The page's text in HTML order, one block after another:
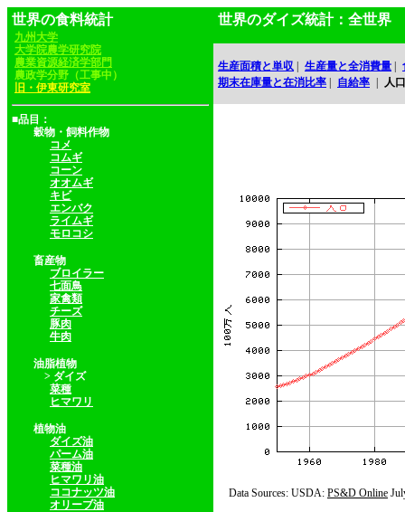
世界の食料統計
九州大学
大学院農学研究院
農業資源経済学部門
農政学分野（工事中）
旧・伊東研究室
■品目：
穀物・飼料作物
コメ
コムギ
コーン
オオムギ
キビ
エンバク
ライムギ
モロコシ
畜産物
ブロイラー
七面鳥
家禽類
チーズ
豚肉
牛肉
油脂植物
> ダイズ
菜種
ヒマワリ
植物油
ダイズ油
パーム油
菜種油
ヒマワリ油
ココナッツ油
オリーブ油
世界のダイズ統計：全世界
生産面積と単収 生産量と全消費量
期末在庫量と在消比率
自給率 人口
Data Sources: USDA: PS&D Online